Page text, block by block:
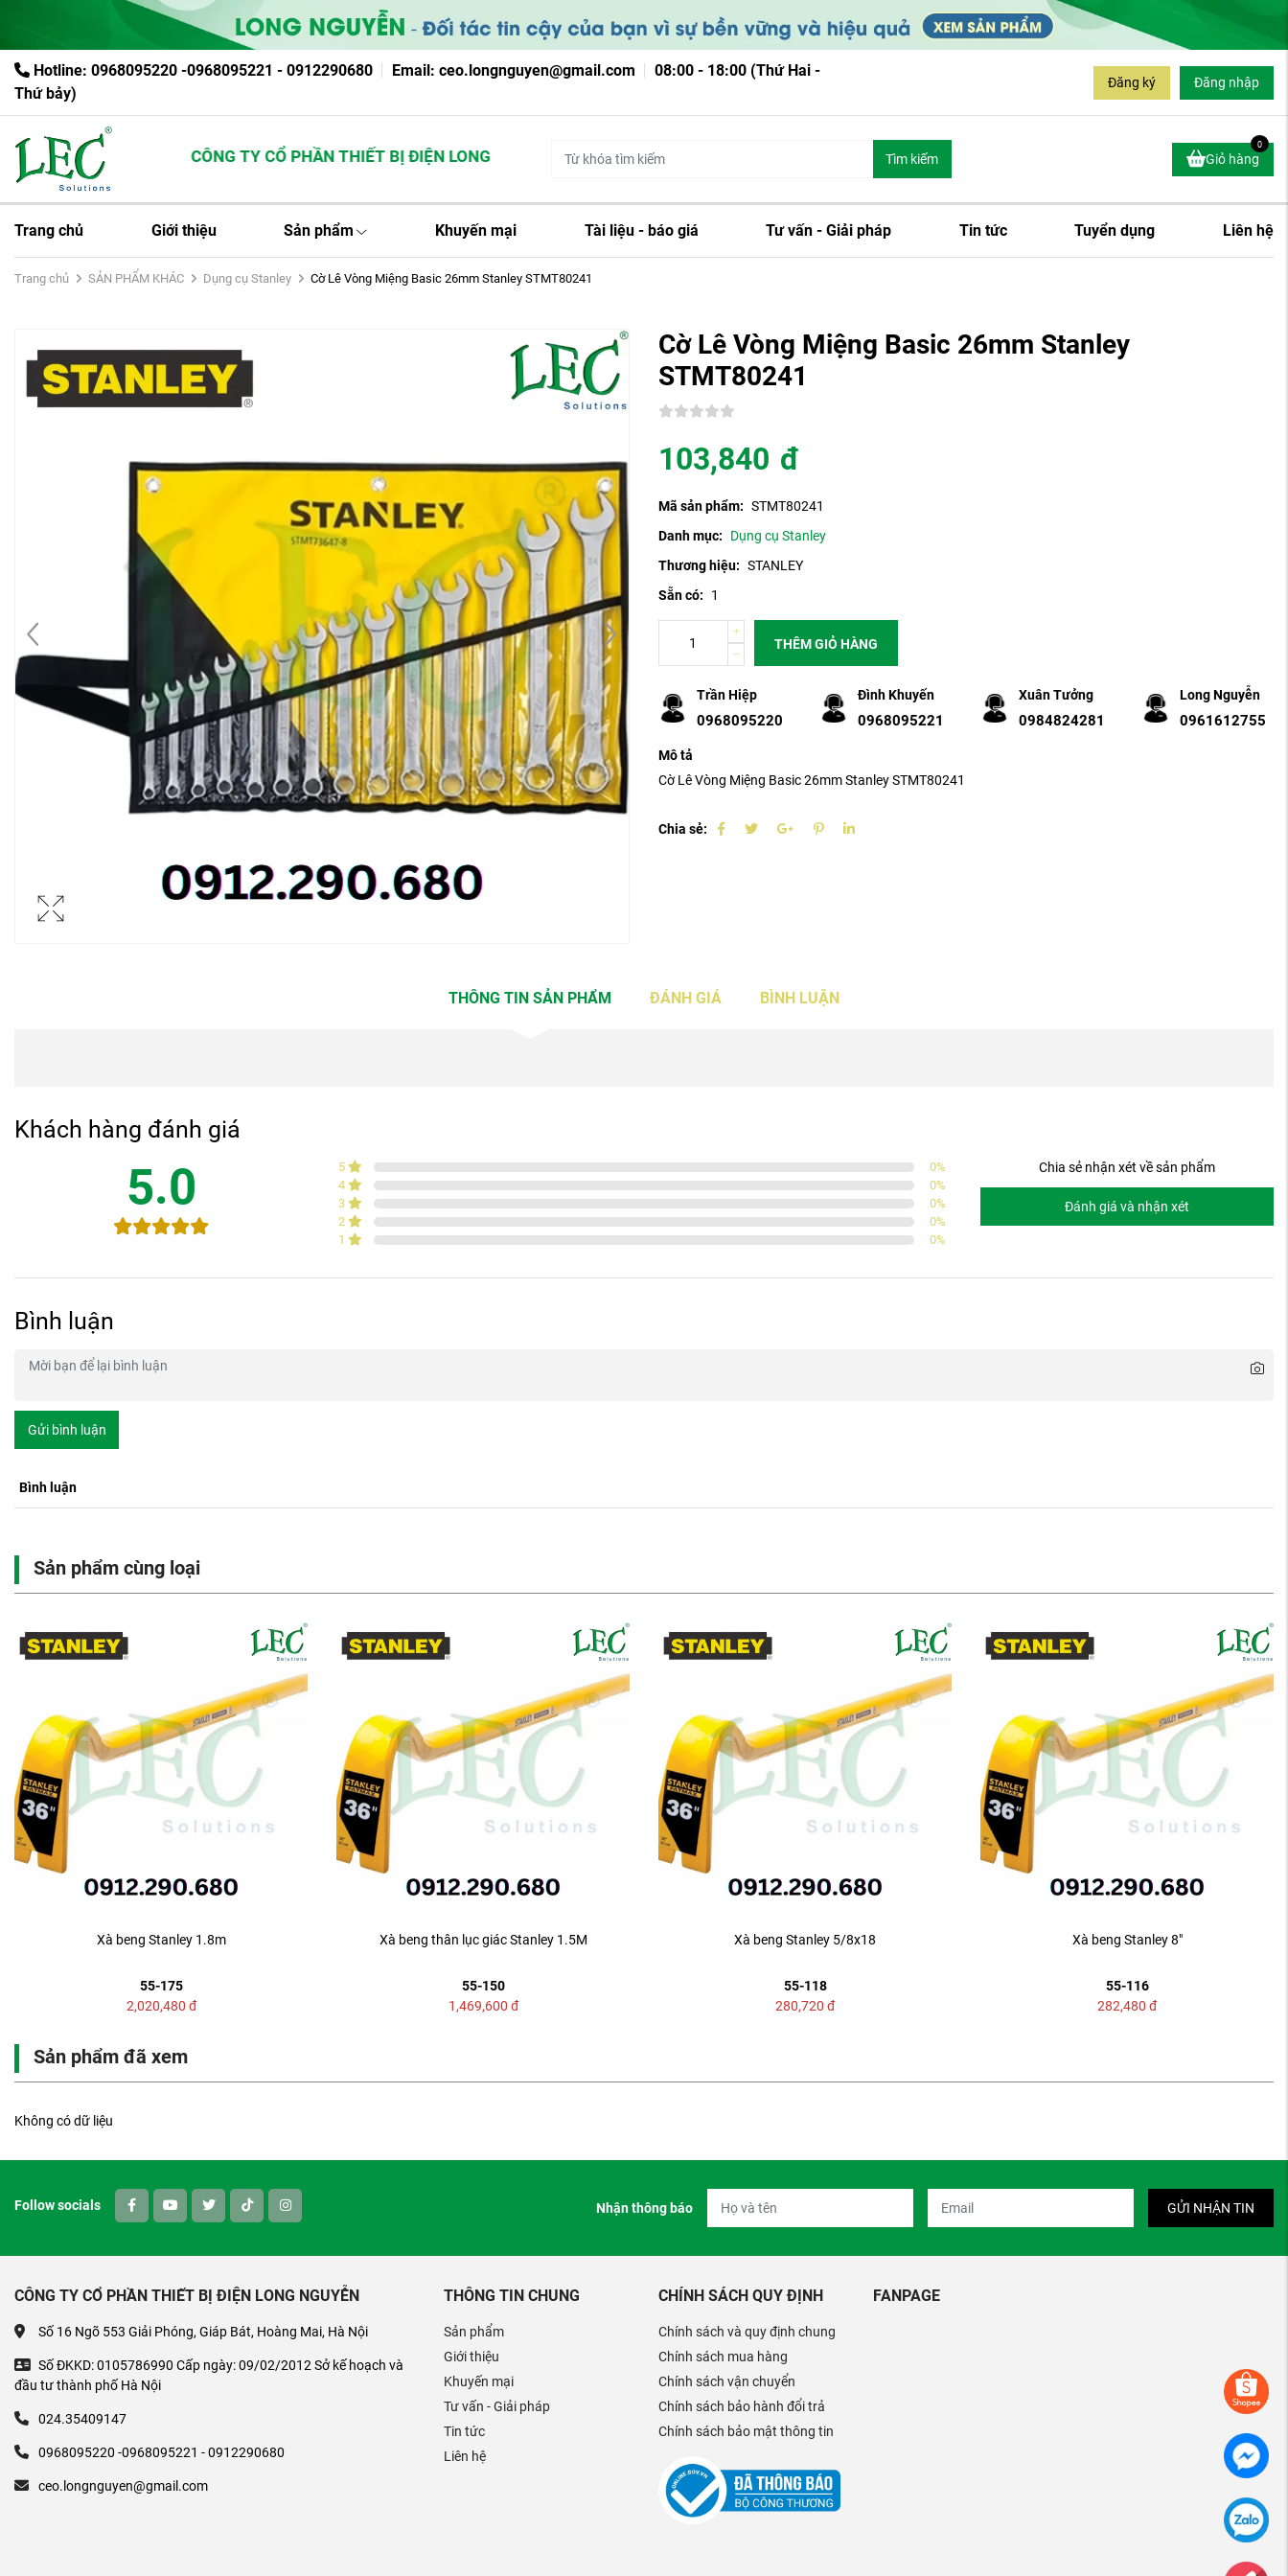
Hotline: 0968095220 -0968095221 - 0912290680 Email: ceo.longnguyen@gmail.com
08:00 - 18:00 (Thứ Hai -
Thứ bảy)
Đăng ký Đăng nhập
CÔNG TY CỔ PHẦN THIẾT BỊ ĐIỆN LONG NGUYỄN Tìm kiếm Giỏ hàng
0
Trang chủ Giới thiệu Sản phẩm Khuyến mại Tài liệu - báo giá Tư vấn - Giải pháp Tin tức Tuyển dụng Liên hệ
Trang chủ SẢN PHẨM KHÁC Dụng cụ Stanley Cờ Lê Vòng Miệng Basic 26mm Stanley STMT80241
Cờ Lê Vòng Miệng Basic 26mm Stanley
STMT80241
103,840 đ
Mã sản phẩm: STMT80241
Danh mục:
Dụng cụ Stanley
Thương hiệu: STANLEY
Sẵn có:
1
THÊM GIỎ HÀNG
Trần Hiệp
0968095220
Đình Khuyến
0968095221
Xuân Tưởng
0984824281
Long Nguyễn
0961612755
Mô tả
Cờ Lê Vòng Miệng Basic 26mm Stanley STMT80241
Chia sẻ:
THÔNG TIN SẢN PHẨM ĐÁNH GIÁ BÌNH LUẬN
Khách hàng đánh giá
5.0 5 0%
4
0%
3
0%
2
0%
1
0%
Chia sẻ nhận xét về sản phẩm
Đánh giá và nhận xét
Bình luận
Gửi bình luận
Bình luận
Sản phẩm cùng loại
Xà beng Stanley 1.8m
55-175
2,020,480 đ
Xà beng thân lục giác Stanley 1.5M
55-150
1,469,600 đ
Xà beng Stanley 5/8x18
55-118
280,720 đ
Xà beng Stanley 8"
55-116
282,480 đ
Sản phẩm đã xem
Không có dữ liệu
Follow socials Nhận thông báo GỬI NHẬN TIN
CÔNG TY CỔ PHẦN THIẾT BỊ ĐIỆN LONG NGUYỄN
Số 16 Ngõ 553 Giải Phóng, Giáp Bát, Hoàng Mai, Hà Nội
Số ĐKKD: 0105786990 Cấp ngày: 09/02/2012 Sở kế hoạch và
đầu tư thành phố Hà Nội
024.35409147
0968095220 -0968095221 - 0912290680
ceo.longnguyen@gmail.com
THÔNG TIN CHUNG
Sản phẩm
Giới thiệu
Khuyến mại
Tư vấn - Giải pháp
Tin tức
Liên hệ
CHÍNH SÁCH QUY ĐỊNH
Chính sách và quy định chung
Chính sách mua hàng
Chính sách vận chuyển
Chính sách bảo hành đổi trả
Chính sách bảo mật thông tin
FANPAGE